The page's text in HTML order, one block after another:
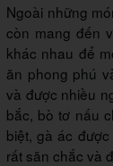
Ngoài những
còn mang đến
khác nhau để
ăn phong phú
và được nhiều
bắc, bò tơ nấu
biệt, gà ác
rất săn chắc và